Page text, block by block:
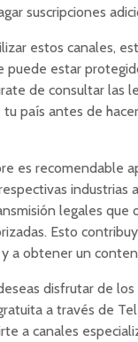
suscripciones
estos canales,
puede estar
de consultar las
país antes de
es recomendable
industrias
legales que
Esto
a obtener un
disfrutar de
a través de
a canales